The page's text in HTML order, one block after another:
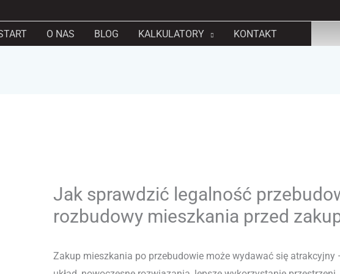
O NAS BLOG KALKULATORY KONTAKT
Jak sprawdzić legalność
rozbudowy mieszkania przed
Zakup mieszkania po przebudowie może wydawać się